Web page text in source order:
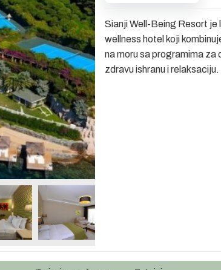
Sianji Well-Being Resort je
wellness hotel koji
na moru sa programima za
zdravu ishranu i relaksaciju.